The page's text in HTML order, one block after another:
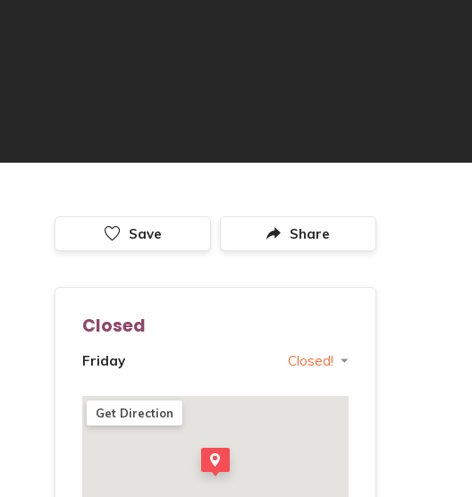
Save Share
Closed
Friday Closed!
Get Direction